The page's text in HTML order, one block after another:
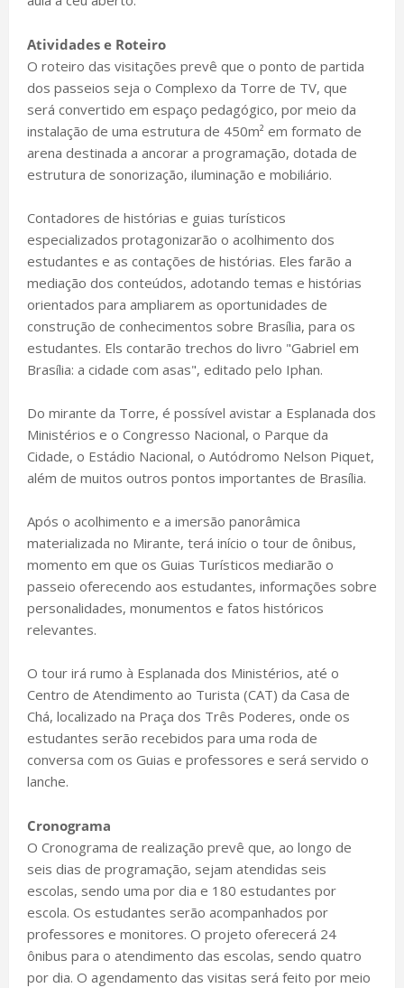
Atividades e Roteiro
O roteiro das visitações prevê que o ponto de partida
dos passeios seja o Complexo da Torre de TV, que
será convertido em espaço pedagógico, por meio da
instalação de uma estrutura de 450m² em formato de
arena destinada a ancorar a programação, dotada de
estrutura de sonorização, iluminação e mobiliário.
Contadores de histórias e guias turísticos
especializados protagonizarão o acolhimento dos
estudantes e as contações de histórias. Eles farão a
mediação dos conteúdos, adotando temas e histórias
orientados para ampliarem as oportunidades de
construção de conhecimentos sobre Brasília, para os
estudantes. Els contarão trechos do livro "Gabriel em
Brasília: a cidade com asas", editado pelo Iphan.
Do mirante da Torre, é possível avistar a Esplanada dos
Ministérios e o Congresso Nacional, o Parque da
Cidade, o Estádio Nacional, o Autódromo Nelson Piquet,
além de muitos outros pontos importantes de Brasília.
Após o acolhimento e a imersão panorâmica
materializada no Mirante, terá início o tour de ônibus,
momento em que os Guias Turísticos mediarão o
passeio oferecendo aos estudantes, informações sobre
personalidades, monumentos e fatos históricos
relevantes.
O tour irá rumo à Esplanada dos Ministérios, até o
Centro de Atendimento ao Turista (CAT) da Casa de
Chá, localizado na Praça dos Três Poderes, onde os
estudantes serão recebidos para uma roda de
conversa com os Guias e professores e será servido o
lanche.
Cronograma
O Cronograma de realização prevê que, ao longo de
seis dias de programação, sejam atendidas seis
escolas, sendo uma por dia e 180 estudantes por
escola. Os estudantes serão acompanhados por
professores e monitores. O projeto oferecerá 24
ônibus para o atendimento das escolas, sendo quatro
por dia. O agendamento das visitas será feito por meio